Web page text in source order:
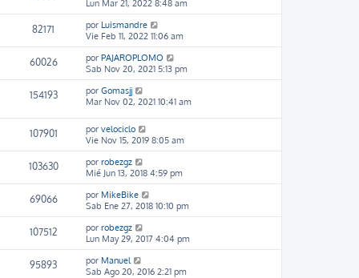
Lun Mar 21, 2022 8:48 am
82171 por Luismandre
Vie Feb 11, 2022 11:06 am
60026 por PAJAROPLOMO
Sab Nov 20, 2021 5:13 pm
154193 por Gomasjj
Mar Nov 02, 2021 10:41 am
107901 por velociclo
Vie Nov 15, 2019 8:05 am
103630 por robezgz
Mié Jun 13, 2018 4:59 pm
69066 por MikeBike
Sab Ene 27, 2018 10:10 pm
107512 por robezgz
Lun May 29, 2017 4:04 pm
95893 por Manuel
Sab Ago 20, 2016 2:21 pm